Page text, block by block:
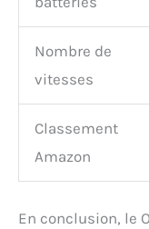
Nombre de
vitesses
Classement
Amazon
En conclusion, le